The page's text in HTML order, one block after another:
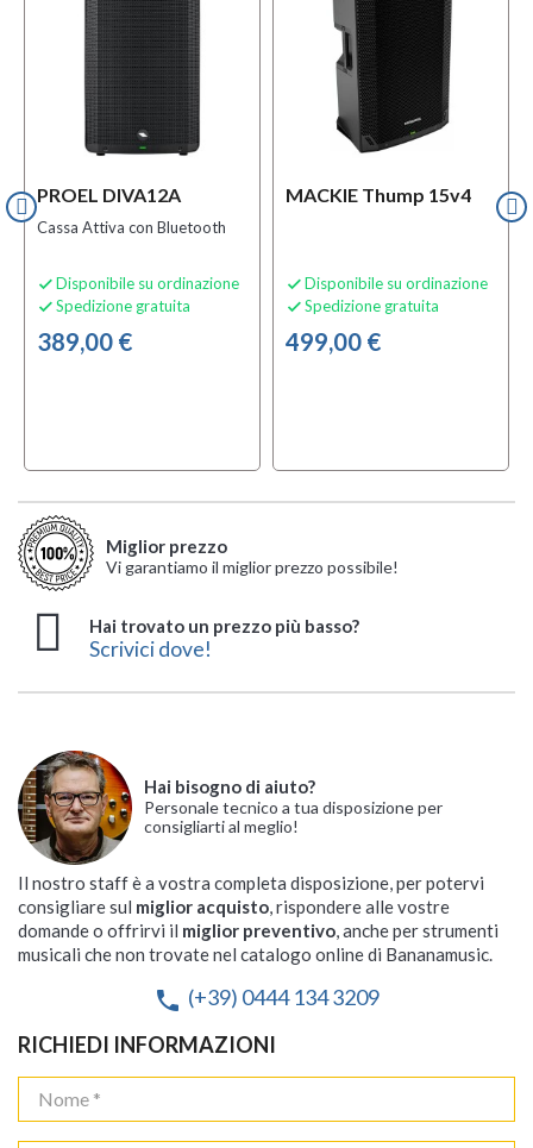
PROEL DIVA12A
Cassa Attiva con Bluetooth
 Disponibile su ordinazione
 Spedizione gratuita
389,00 €
MACKIE Thump 15v4
 Disponibile su ordinazione
 Spedizione gratuita
499,00 €
Miglior prezzo
Vi garantiamo il miglior prezzo possibile!
Hai trovato un prezzo più basso?
Scrivici dove!
Hai bisogno di aiuto?
Personale tecnico a tua disposizione per
consigliarti al meglio!
Il nostro staff è a vostra completa disposizione, per potervi
consigliare sul miglior acquisto, rispondere alle vostre
domande o offrirvi il miglior preventivo, anche per strumenti
musicali che non trovate nel catalogo online di Bananamusic.
phone (+39) 0444 134 3209
RICHIEDI INFORMAZIONI